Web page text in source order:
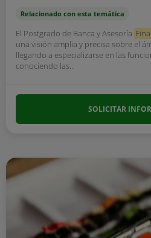
Relacionado con esta temática
El Postgrado de Banca y Asesoría
una visión amplia y precisa sobre el
llegando a especializarse en las
conociendo las...
SOLICITAR